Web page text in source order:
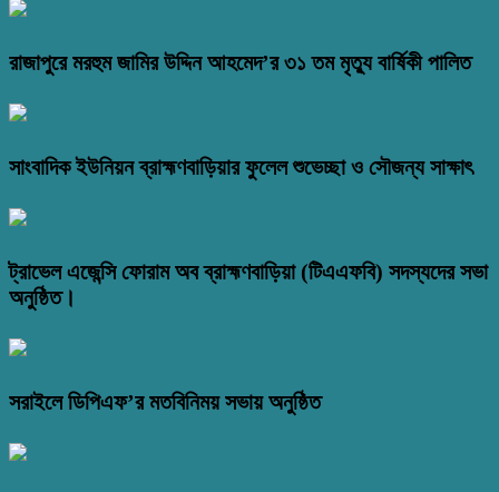
রাজাপুরে মরহুম জামির উদ্দিন আহমেদ’র ৩১ তম মৃত্যু বার্ষিকী পালিত
সাংবাদিক ইউনিয়ন ব্রাহ্মণবাড়িয়ার ফুলেল শুভেচ্ছা ও সৌজন্য সাক্ষাৎ
ট্রাভেল এজেন্সি ফোরাম অব ব্রাহ্মণবাড়িয়া (টিএএফবি) সদস্যদের সভা
অনুষ্ঠিত।
সরাইলে ডিপিএফ’র মতবিনিময় সভায় অনুষ্ঠিত